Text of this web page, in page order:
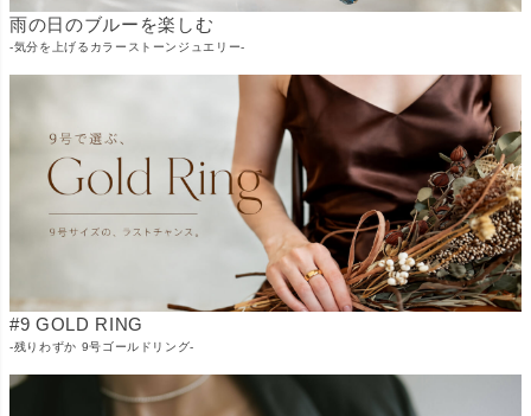
雨の日のブルーを楽しむ
-気分を上げるカラーストーンジュエリー-
#9 GOLD RING
-残りわずか 9号ゴールドリング-